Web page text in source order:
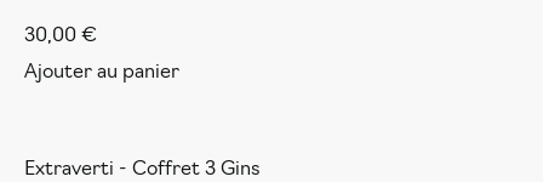
30,00 €
Ajouter au panier
Extraverti - Coffret 3 Gins